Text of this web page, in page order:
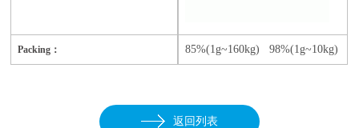
Packing： 85%(1g~160kg) 98%(1g~10kg)
返回列表